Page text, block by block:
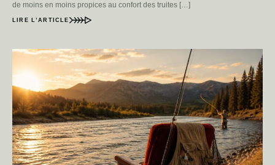
de moins en moins propices au confort des truites […]
LIRE L’ARTICLE